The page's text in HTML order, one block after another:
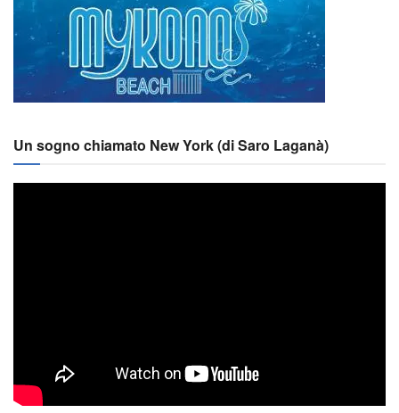
Un sogno chiamato New York (di Saro Laganà)